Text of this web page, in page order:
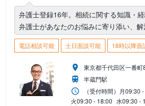
弁護士登録16年。相続に関する知識・
弁護士があなたのお悩みに寄り添い、解
電話相談可能 土日面談可能 18時以降面
東京都千代田区一番
半蔵門駅
（受付時間） 月09:30
火09:30 - 18:00 水09:30 -